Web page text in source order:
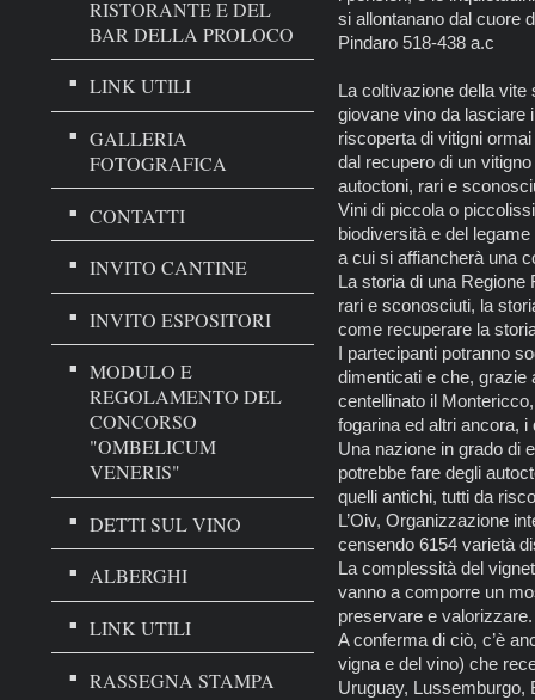
RISTORANTE E DEL
BAR DELLA PROLOCO
LINK UTILI
GALLERIA
FOTOGRAFICA
CONTATTI
INVITO CANTINE
INVITO ESPOSITORI
MODULO E
REGOLAMENTO DEL
CONCORSO
"OMBELICUM
VENERIS"
DETTI SUL VINO
ALBERGHI
LINK UTILI
RASSEGNA STAMPA
si allontanano dal cuore
Pindaro 518-438 a.c
La coltivazione della vite
giovane vino da lasciare
riscoperta di vitigni
dal recupero di un
autoctoni, rari e
Vini di piccola o
biodiversità e del
a cui si affiancherà una
La storia di una Regione
rari e sconosciuti, la
come recuperare la
I partecipanti potranno
dimenticati e che, grazie
centellinato il
fogarina ed altri ancora,
Una nazione in grado di
potrebbe fare degli
quelli antichi, tutti da
L’Oiv, Organizzazione
censendo 6154 varietà
La complessità del
vanno a comporre un
preservare e valorizzare.
A conferma di ciò, c’è
vigna e del vino) che
Uruguay, Lussemburgo,